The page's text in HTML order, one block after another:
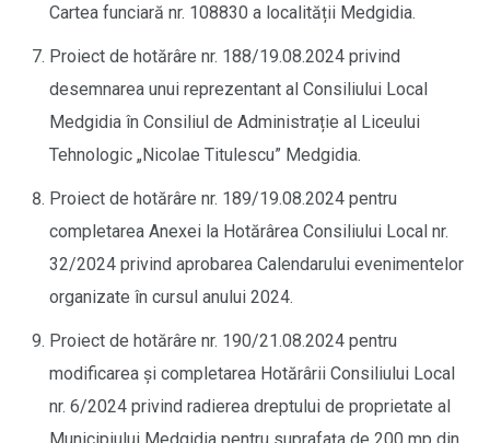
Cartea funciară nr. 108830 a localității Medgidia.
Proiect de hotărâre nr. 188/19.08.2024 privind
desemnarea unui reprezentant al Consiliului Local
Medgidia în Consiliul de Administrație al Liceului
Tehnologic „Nicolae Titulescu” Medgidia.
Proiect de hotărâre nr. 189/19.08.2024 pentru
completarea Anexei la Hotărârea Consiliului Local nr.
32/2024 privind aprobarea Calendarului evenimentelor
organizate în cursul anului 2024.
Proiect de hotărâre nr. 190/21.08.2024 pentru
modificarea și completarea Hotărârii Consiliului Local
nr. 6/2024 privind radierea dreptului de proprietate al